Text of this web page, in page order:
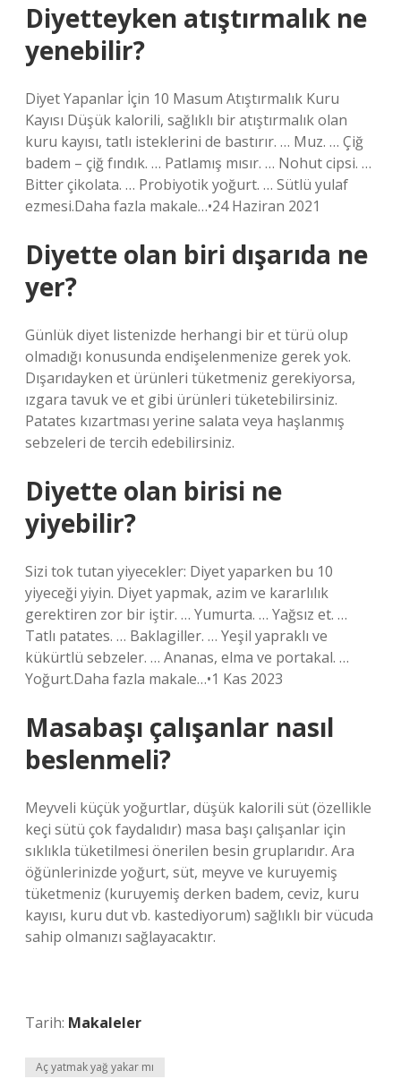
Diyetteyken atıştırmalık ne
yenebilir?
Diyet Yapanlar İçin 10 Masum Atıştırmalık Kuru
Kayısı Düşük kalorili, sağlıklı bir atıştırmalık olan
kuru kayısı, tatlı isteklerini de bastırır. … Muz. … Çiğ
badem – çiğ fındık. … Patlamış mısır. … Nohut cipsi. …
Bitter çikolata. … Probiyotik yoğurt. … Sütlü yulaf
ezmesi.Daha fazla makale…•24 Haziran 2021
Diyette olan biri dışarıda ne
yer?
Günlük diyet listenizde herhangi bir et türü olup
olmadığı konusunda endişelenmenize gerek yok.
Dışarıdayken et ürünleri tüketmeniz gerekiyorsa,
ızgara tavuk ve et gibi ürünleri tüketebilirsiniz.
Patates kızartması yerine salata veya haşlanmış
sebzeleri de tercih edebilirsiniz.
Diyette olan birisi ne
yiyebilir?
Sizi tok tutan yiyecekler: Diyet yaparken bu 10
yiyeceği yiyin. Diyet yapmak, azim ve kararlılık
gerektiren zor bir iştir. … Yumurta. … Yağsız et. …
Tatlı patates. … Baklagiller. … Yeşil yapraklı ve
kükürtlü sebzeler. … Ananas, elma ve portakal. …
Yoğurt.Daha fazla makale…•1 Kas 2023
Masabaşı çalışanlar nasıl
beslenmeli?
Meyveli küçük yoğurtlar, düşük kalorili süt (özellikle
keçi sütü çok faydalıdır) masa başı çalışanlar için
sıklıkla tüketilmesi önerilen besin gruplarıdır. Ara
öğünlerinizde yoğurt, süt, meyve ve kuruyemiş
tüketmeniz (kuruyemiş derken badem, ceviz, kuru
kayısı, kuru dut vb. kastediyorum) sağlıklı bir vücuda
sahip olmanızı sağlayacaktır.
Tarih: Makaleler
Aç yatmak yağ yakar mı